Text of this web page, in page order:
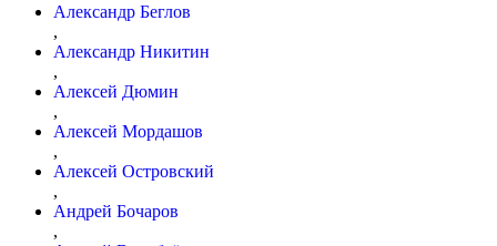
Александр Беглов
,
Александр Никитин
,
Алексей Дюмин
,
Алексей Мордашов
,
Алексей Островский
,
Андрей Бочаров
,